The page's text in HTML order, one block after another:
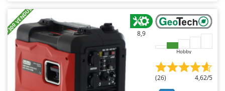
+300 VENDUS 8,9
Hobby
(26) 4,62/5